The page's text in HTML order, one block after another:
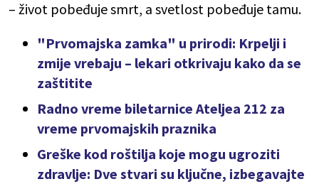
– život pobeđuje smrt, a svetlost pobeđuje tamu.
"Prvomajska zamka" u prirodi: Krpelji i
zmije vrebaju – lekari otkrivaju kako da se
zaštitite
Radno vreme biletarnice Ateljea 212 za
vreme prvomajskih praznika
Greške kod roštilja koje mogu ugroziti
zdravlje: Dve stvari su ključne, izbegavajte